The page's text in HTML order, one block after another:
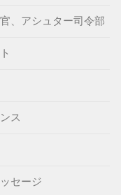
、アシュター司令部
ス
セージ